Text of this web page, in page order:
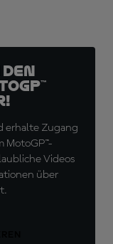
erhalte Zugang
MotoGP™-
Videos
über